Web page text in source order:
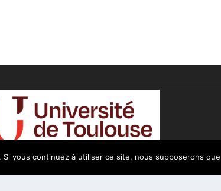
vous continuez à utiliser ce site, nous supposerons